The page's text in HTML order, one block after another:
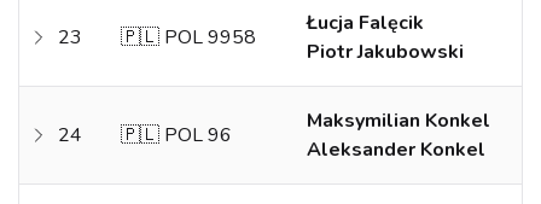
23 🇵🇱 POL 9958
Łucja Falęcik
Piotr Jakubowski
24 🇵🇱 POL 96
Maksymilian Konkel
Aleksander Konkel